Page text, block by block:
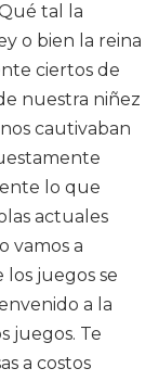
tal la
o bien la reina
ciertos de
nuestra niñez
cautivaban
lo que
actuales
vamos a
los juegos se
a la
juegos. Te
a costos